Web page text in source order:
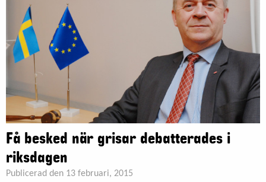
Få besked när grisar debatterades i
riksdagen
Publicerad den 13 februari, 2015